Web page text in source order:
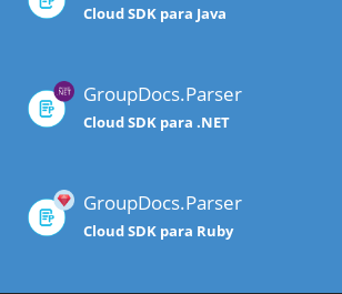
Cloud SDK para Java
GroupDocs.Parser
Cloud SDK para .NET
GroupDocs.Parser
Cloud SDK para Ruby